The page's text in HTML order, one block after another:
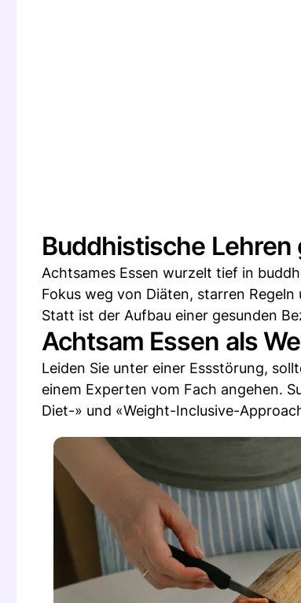
Buddhistische
Achtsames Essen wurzelt tief in
Fokus weg von Diäten, starren
Statt ist der Aufbau einer gesunden
Achtsam Essen als
Leiden Sie unter einer Essstörung,
einem Experten vom Fach angehen.
Diet-» und «Weight-Inclusive-